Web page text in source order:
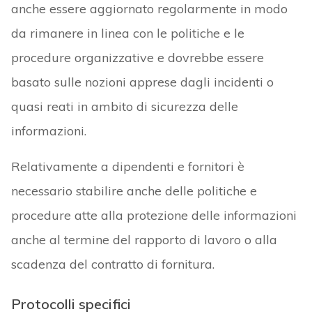
anche essere aggiornato regolarmente in modo
da rimanere in linea con le politiche e le
procedure organizzative e dovrebbe essere
basato sulle nozioni apprese dagli incidenti o
quasi reati in ambito di sicurezza delle
informazioni.
Relativamente a dipendenti e fornitori è
necessario stabilire anche delle politiche e
procedure atte alla protezione delle informazioni
anche al termine del rapporto di lavoro o alla
scadenza del contratto di fornitura.
Protocolli specifici